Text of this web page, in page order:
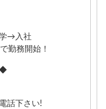
→入社
勤務開始！
話下さい!